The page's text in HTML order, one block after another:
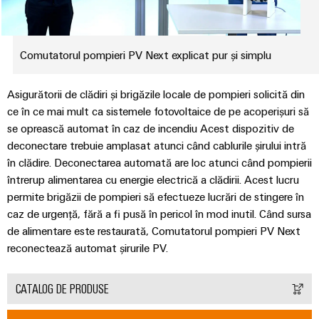
navale
Soluții
de
industriei
maritime
Energie
eoliană
operațională
în
domeniul
energiei
eoliene
Soluții
moderne
și
edge
computing
de
comandă
și
câmp
Cablare
de
câmp
Contorizare
Construcția
tablourilor
componente
de
intrare
pentru
cabluri
Cabluri
de
conexiune,
cabluri
patch
și
cabluri
Cablarea
sistemului
PLC
Conectivitate
industria
dumneavoastră.
Inovațiile
industrială.
digitală
Consultanță
în
Inginerie
digitală
Weidmüller
Configurator
Servicii
conector
PCB
de
laborator
de
management
și
Orange
Mag
|
Publicație
pentru
clienți
Managementul
nostru
Presă
Weidmüller
de
produse
Broșuri
IMAGINE
DE
ANSAMBLU
Descărcări
Întrebări frecvente
Contact
Comutatorul pompieri PV Next explicat pur și simplu
Asigurătorii de clădiri și brigăzile locale de pompieri solicită din
ce în ce mai mult ca sistemele fotovoltaice de pe acoperișuri să
se oprească automat în caz de incendiu Acest dispozitiv de
deconectare trebuie amplasat atunci când cablurile șirului intră
în clădire. Deconectarea automată are loc atunci când pompierii
întrerup alimentarea cu energie electrică a clădirii. Acest lucru
permite brigăzii de pompieri să efectueze lucrări de stingere în
caz de urgență, fără a fi pusă în pericol în mod inutil. Când sursa
de alimentare este restaurată, Comutatorul pompieri PV Next
reconectează automat șirurile PV.
CATALOG DE PRODUSE